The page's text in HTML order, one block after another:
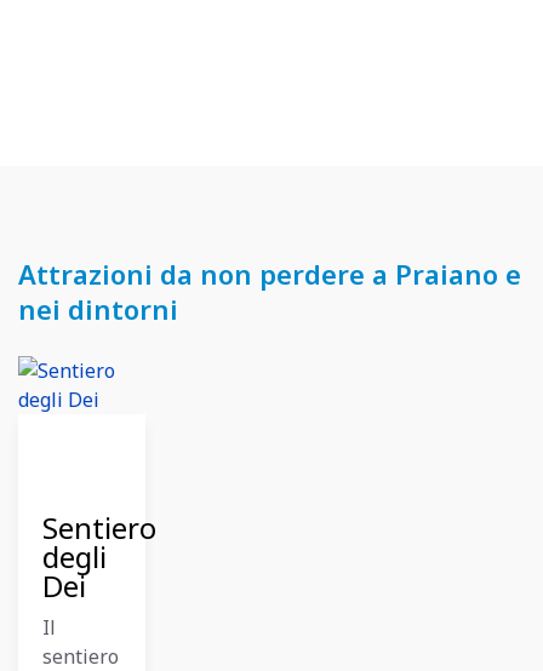
Attrazioni da non perdere a Praiano e
nei dintorni
Sentiero
degli
Dei
Il
sentiero